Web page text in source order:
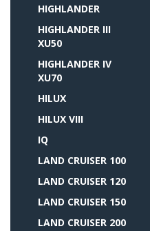
HIGHLANDER
HIGHLANDER III
XU50
HIGHLANDER IV
XU70
HILUX
HILUX VIII
IQ
LAND CRUISER 100
LAND CRUISER 120
LAND CRUISER 150
LAND CRUISER 200